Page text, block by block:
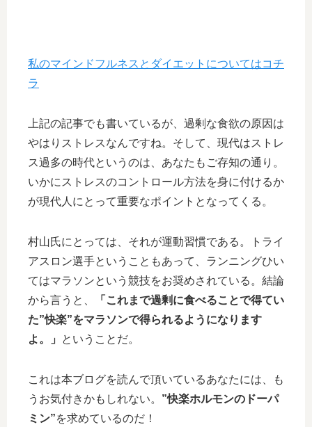
私のマインドフルネスとダイエットについてはコチ
ラ
上記の記事でも書いているが、過剰な食欲の原因は
やはりストレスなんですね。そして、現代はストレ
ス過多の時代というのは、あなたもご存知の通り。
いかにストレスのコントロール方法を身に付けるか
が現代人にとって重要なポイントとなってくる。
村山氏にとっては、それが運動習慣である。トライ
アスロン選手ということもあって、ランニングひい
てはマラソンという競技をお奨めされている。結論
から言うと、
「これまで過剰に食べることで得てい
た”快楽”をマラソンで得られるようになります
よ。」
ということだ。
これは本ブログを読んで頂いているあなたには、も
うお気付きかもしれない。 ”快楽ホルモンのドーパ
ミン”を求めているのだ！